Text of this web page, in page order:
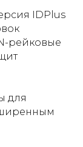
IDPlus
рейковые
для